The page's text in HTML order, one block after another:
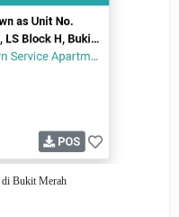
Bukit Merah